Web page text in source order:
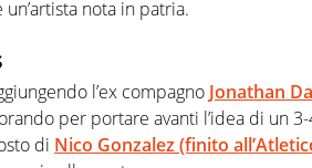
nota in patria.
l’ex compagno Jonathan
per portare avanti l’idea di un
di Nico Gonzalez (finito